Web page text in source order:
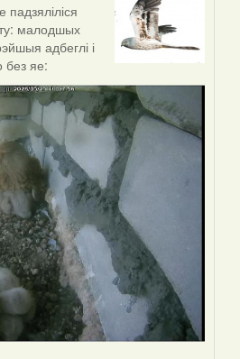
малодшых
адбеглі і
без яе: